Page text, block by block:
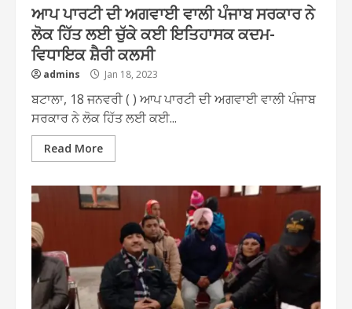
ਆਪ ਪਾਰਟੀ ਦੀ ਅਗਵਾਈ ਵਾਲੀ ਪੰਜਾਬ ਸਰਕਾਰ ਨੇ
ਲੋਕ ਹਿੱਤ ਲਈ ਚੁੱਕੇ ਕਈ ਇਤਿਹਾਸਕ ਕਦਮ-
ਵਿਧਾਇਕ ਸ਼ੈਰੀ ਕਲਸੀ
admins Jan 18, 2023
ਬਟਾਲਾ, 18 ਜਨਵਰੀ ( ) ਆਪ ਪਾਰਟੀ ਦੀ ਅਗਵਾਈ ਵਾਲੀ ਪੰਜਾਬ
ਸਰਕਾਰ ਨੇ ਲੋਕ ਹਿੱਤ ਲਈ ਕਈ...
Read More